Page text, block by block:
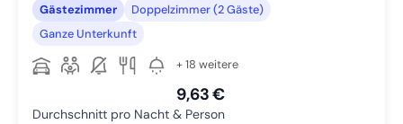
Gästezimmer
Doppelzimmer (2 Gäste)
Ganze Unterkunft
+ 18 weitere
9,63 €
Durchschnitt pro Nacht & Person